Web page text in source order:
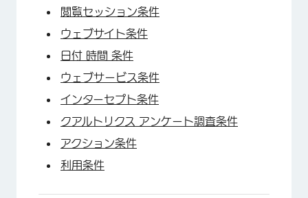
閲覧セッション条件
ウェブサイト条件
日付 時間 条件
ウェブサービス条件
インターセプト条件
クアルトリクス アンケート調査条件
アクション条件
利用条件